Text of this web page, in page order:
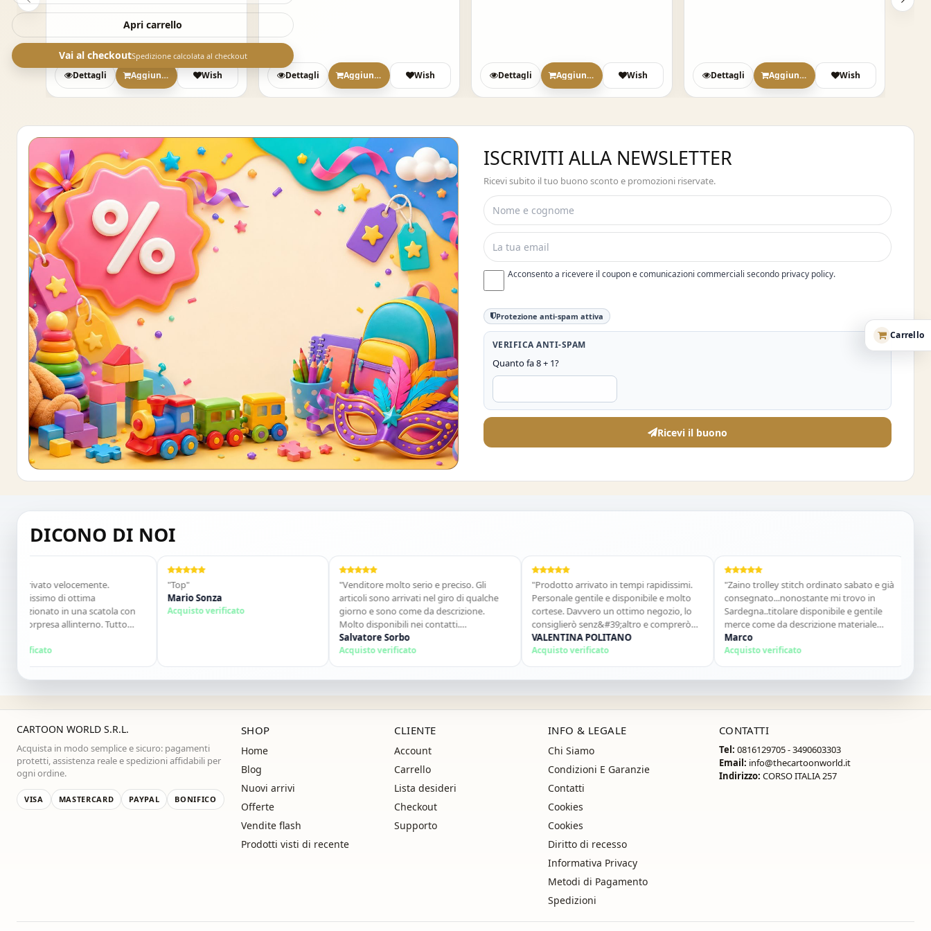
Apri carrello
Vai al checkoutSpedizione calcolata al checkout
Carrello
Dettagli Aggiungi Wish Dettagli Aggiungi Wish Dettagli Aggiungi Wish Dettagli Aggiungi Wish
ISCRIVITI E OTTIENI SUBITO UNO SCONTO DEL 10%
ISCRIVITI ALLA NEWSLETTER
Ricevi subito il tuo buono sconto e promozioni riservate.
Acconsento a ricevere il coupon e comunicazioni commerciali secondo privacy policy.
Protezione anti-spam attiva
VERIFICA ANTI-SPAM
Quanto fa 8 + 1?
Ricevi il buono
DICONO DI NOI
velocemente.
di ottima
in una scatola con
allinterno. Tutto
"Top"
Mario Sonza
Acquisto verificato
"Venditore molto serio e preciso. Gli
articoli sono arrivati nel giro di qualche
giorno e sono come da descrizione.
Molto disponibili nei contatti.
Consigliato."
Salvatore Sorbo
Acquisto verificato
"Prodotto arrivato in tempi rapidissimi.
Personale gentile e disponibile e molto
cortese. Davvero un ottimo negozio, lo
consiglierò senz&#39;altro e comprerò
ancora!"
VALENTINA POLITANO
Acquisto verificato
"Zaino trolley stitch ordinato sabato e già
consegnato...nonostante mi trovo in
Sardegna..titolare disponibile e gentile
merce come da descrizione materiale
ottimo...sito super consigliato"
Marco
Acquisto verificato
CARTOON WORLD S.R.L.
Acquista in modo semplice e sicuro: pagamenti
protetti, assistenza reale e spedizioni affidabili per
ogni ordine.
VISA MASTERCARD PAYPAL BONIFICO
SHOP
Home
Blog
Nuovi arrivi
Offerte
Vendite flash
Prodotti visti di recente
CLIENTE
Account
Carrello
Lista desideri
Checkout
Supporto
INFO & LEGALE
Chi Siamo
Condizioni E Garanzie
Contatti
Cookies
Cookies
Diritto di recesso
Informativa Privacy
Metodi di Pagamento
Spedizioni
CONTATTI
Tel: 0816129705 - 3490603303
Email: info@thecartoonworld.it
Indirizzo: CORSO ITALIA 257